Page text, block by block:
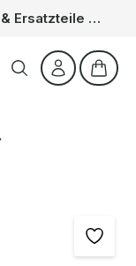
Sommer-Deal: 15% auf alle Server & Ersatzteile – Kein Code nötig, der Rabatt wird automatisch im Warenkorb abgezogen. Gültig vom 01.06. bis 31.08.